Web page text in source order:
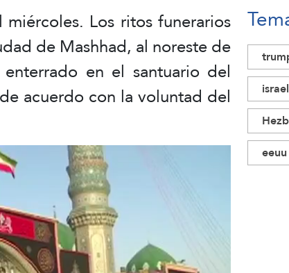
Los ritos funerarios
de Mashhad, al noreste de
en el santuario del
acuerdo con la voluntad del
israel
eeuu